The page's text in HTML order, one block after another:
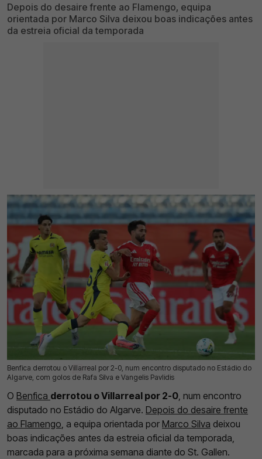
Depois do desaire frente ao Flamengo, equipa
orientada por Marco Silva deixou boas indicações antes
da estreia oficial da temporada
Benfica derrotou o Villarreal por 2-0, num encontro disputado no Estádio do
Algarve, com golos de Rafa Silva e Vangelis Pavlidis
17 Jul 2026 | 21:46 | 0
O Benfica derrotou o Villarreal por 2-0 , num encontro
disputado no Estádio do Algarve. Depois do desaire frente
ao Flamengo , a equipa orientada por Marco Silva deixou
boas indicações antes da estreia oficial da temporada,
marcada para a próxima semana diante do St. Gallen.